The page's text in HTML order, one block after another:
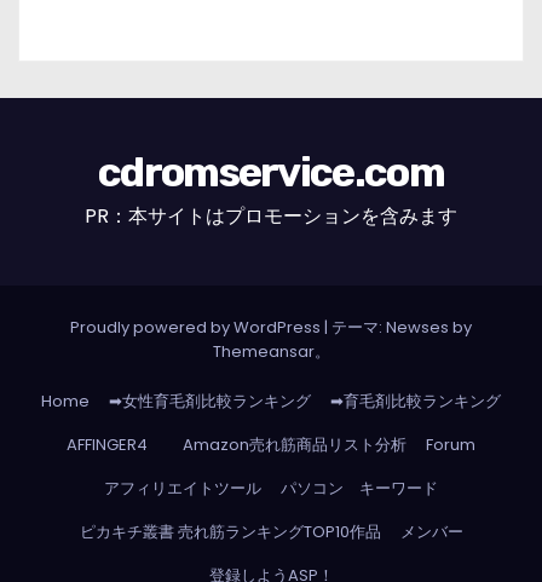
cdromservice.com
PR：本サイトはプロモーションを含みます
Proudly powered by WordPress | テーマ: Newses by
Themeansar。
Home ➡女性育毛剤比較ランキング
➡育毛剤比較ランキング
AFFINGER4
Amazon売れ筋商品リスト分析
Forum
アフィリエイトツール
パソコン キーワード
ピカキチ叢書 売れ筋ランキングTOP10作品
メンバー
登録しようASP！